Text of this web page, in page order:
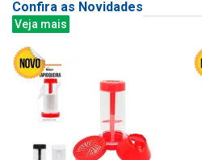
Confira as Novidades
Veja mais